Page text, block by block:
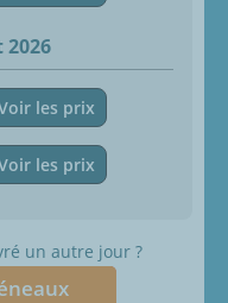
les prix
les prix
un autre jour ?